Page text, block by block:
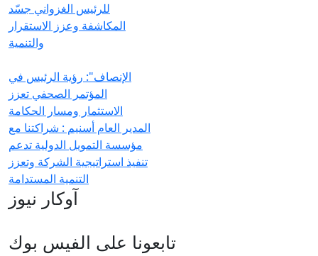
للرئيس الغزواني جسّد
المكاشفة وعزز الاستقرار
والتنمية
الإنصاف": رؤية الرئيس في
المؤتمر الصحفي تعزز
الاستثمار ومسار الحكامة
المدير العام أسنيم : شراكتنا مع
مؤسسة التمويل الدولية تدعم
تنفيذ استراتيجية الشركة وتعزز
التنمية المستدامة
آوكار نيوز
تابعونا على الفيس بوك